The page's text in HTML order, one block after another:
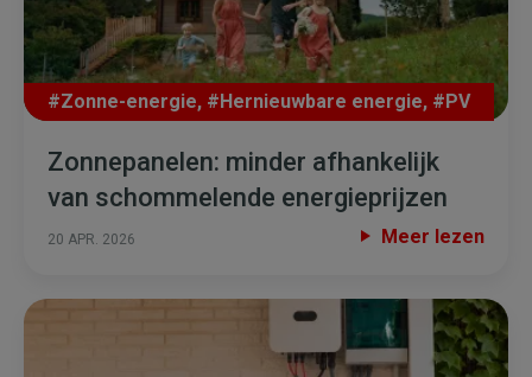
#Zonne-energie, #Hernieuwbare energie, #PV
Zonnepanelen: minder afhankelijk
van schommelende energieprijzen
20 APR. 2026 Meer lezen